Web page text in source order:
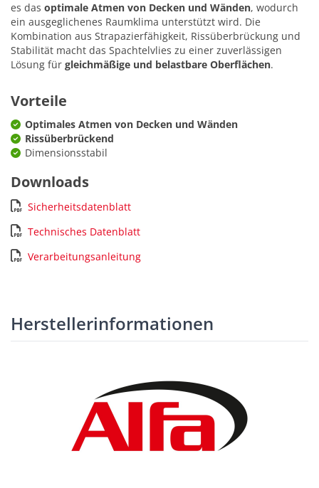
es das optimale Atmen von Decken und Wänden, wodurch
ein ausgeglichenes Raumklima unterstützt wird. Die
Kombination aus Strapazierfähigkeit, Rissüberbrückung und
Stabilität macht das Spachtelvlies zu einer zuverlässigen
Lösung für gleichmäßige und belastbare Oberflächen.
Vorteile
Optimales Atmen von Decken und Wänden
Rissüberbrückend
Dimensionsstabil
Downloads
Sicherheitsdatenblatt
Technisches Datenblatt
Verarbeitungsanleitung
Herstellerinformationen